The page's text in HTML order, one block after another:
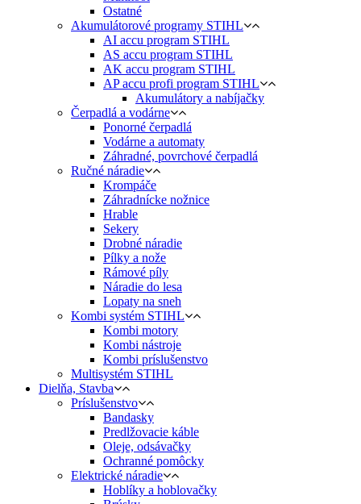
Ostatné
Akumulátorové programy STIHL
AI accu program STIHL
AS accu program STIHL
AK accu program STIHL
AP accu profi program STIHL
Akumulátory a nabíjačky
Čerpadlá a vodárne
Ponorné čerpadlá
Vodárne a automaty
Záhradné, povrchové čerpadlá
Ručné náradie
Krompáče
Záhradnícke nožnice
Hrable
Sekery
Drobné náradie
Pílky a nože
Rámové píly
Náradie do lesa
Lopaty na sneh
Kombi systém STIHL
Kombi motory
Kombi nástroje
Kombi príslušenstvo
Multisystém STIHL
Dielňa, Stavba
Príslušenstvo
Bandasky
Predlžovacie káble
Oleje, odsávačky
Ochranné pomôcky
Elektrické náradie
Hoblíky a hoblovačky